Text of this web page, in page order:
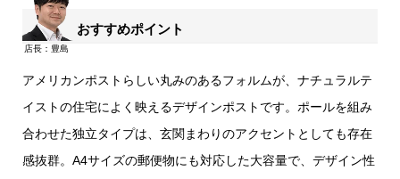
おすすめポイント
アメリカンポストらしい丸みのあるフォルムが、ナチュラルテ
イストの住宅によく映えるデザインポストです。ポールを組み
合わせた独立タイプは、玄関まわりのアクセントとしても存在
感抜群。A4サイズの郵便物にも対応した大容量で、デザイン性